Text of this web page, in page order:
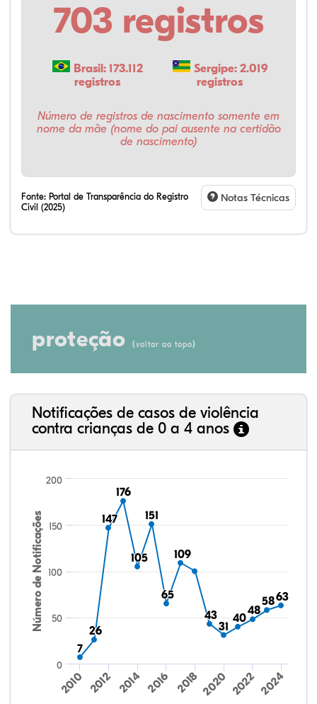
703 registros
Brasil: 173.112
registros
Sergipe: 2.019
registros
Número de registros de nascimento somente em
nome da mãe (nome do pai ausente na certidão
de nascimento)
Fonte: Portal de Transparência do Registro
Civil (2025)
Notas Técnicas
proteção (voltar ao topo)
Notificações de casos de violência
contra crianças de 0 a 4 anos
Número de Notificações
7
7
26
26
147
147
176
176
105
105
151
151
65
65
109
109
43
43
31
31
40
40
48
48
58
5863
63
2010 2012 2014 2016 2018 2020 2022 2024
0
50
100
150
200